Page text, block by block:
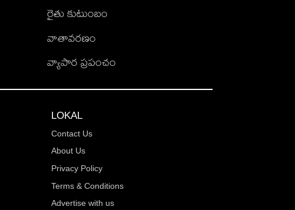
రైతు కుటుంబం
వాతావరణం
వ్యాపార ప్రపంచం
LOKAL
Contact Us
About Us
Privacy Policy
Terms & Conditions
Advertise with us